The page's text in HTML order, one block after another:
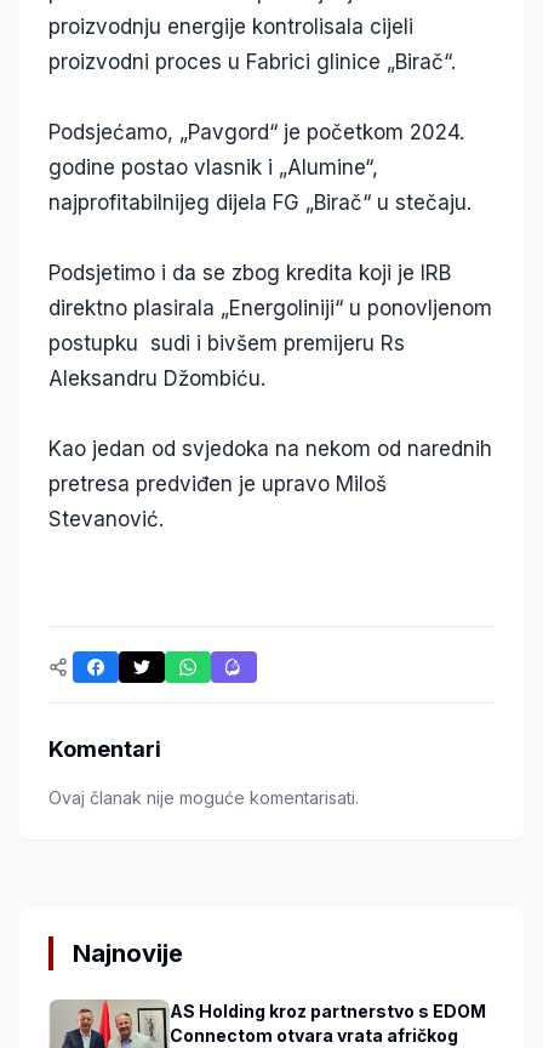
proizvodnju energije kontrolisala cijeli
proizvodni proces u Fabrici glinice „Birač“.
Podsjećamo, „Pavgord“ je početkom 2024.
godine postao vlasnik i „Alumine“,
najprofitabilnijeg dijela FG „Birač“ u stečaju.
Podsjetimo i da se zbog kredita koji je IRB
direktno plasirala „Energoliniji“ u ponovljenom
postupku sudi i bivšem premijeru Rs
Aleksandru Džombiću.
Kao jedan od svjedoka na nekom od narednih
pretresa predviđen je upravo Miloš
Stevanović.
Komentari
Ovaj članak nije moguće komentarisati.
Najnovije
AS Holding kroz partnerstvo s EDOM
Connectom otvara vrata afričkog